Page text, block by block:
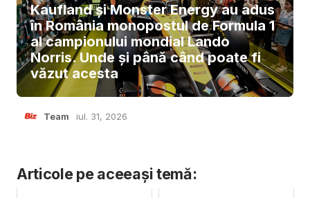
Kaufland și Monster Energy au adus
în România monopostul de Formula 1
al campionului mondial Lando
Norris. Unde și până când poate fi
văzut acesta
Team iul. 31, 2026
Articole pe aceeași temă: